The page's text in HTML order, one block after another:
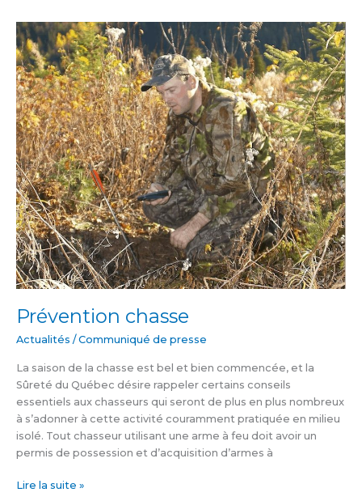
Prévention chasse
Actualités /Communiqué de presse
La saison de la chasse est bel et bien commencée, et la
Sûreté du Québec désire rappeler certains conseils
essentiels aux chasseurs qui seront de plus en plus nombreux
à s’adonner à cette activité couramment pratiquée en milieu
isolé. Tout chasseur utilisant une arme à feu doit avoir un
permis de possession et d’acquisition d’armes à
Prévention
chasse
Lire la suite »